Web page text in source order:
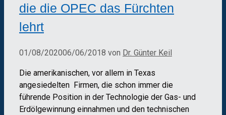
die die OPEC das Fürchten
lehrt
01/08/202006/06/2018 von Dr. Günter Keil
Die amerikanischen, vor allem in Texas
angesiedelten Firmen, die schon immer die
führende Position in der Technologie der Gas- und
Erdölgewinnung einnahmen und den technischen